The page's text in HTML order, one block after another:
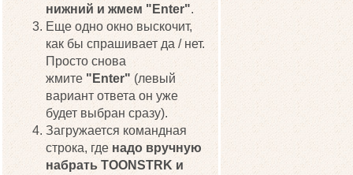
нижний и жмем "Enter".
Еще одно окно выскочит,
как бы спрашивает да / нет.
Просто снова
жмите "Enter" (левый
вариант ответа он уже
будет выбран сразу).
Загружается командная
строка, где надо вручную
набрать TOONSTRK и